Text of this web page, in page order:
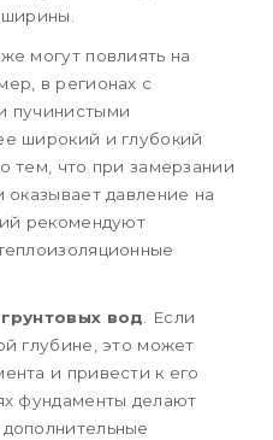
могут повлиять на
в регионах с
пучинистыми
широкий и глубокий
тем, что при замерзании
давление на
рекомендуют
вод . Если
глубине, это может
и привести к его
фундаменты делают